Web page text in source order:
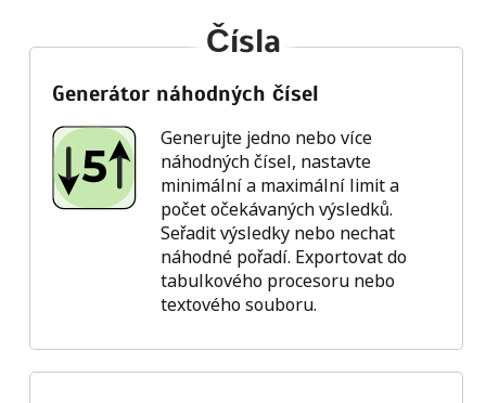
Čísla
Generátor náhodných čísel
Generujte jedno nebo více
náhodných čísel, nastavte
minimální a maximální limit a
počet očekávaných výsledků.
Seřadit výsledky nebo nechat
náhodné pořadí. Exportovat do
tabulkového procesoru nebo
textového souboru.